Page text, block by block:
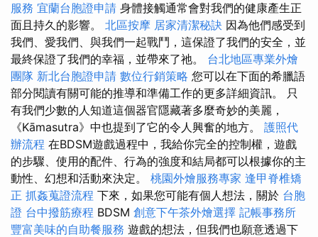
服務 宜蘭台胞證申請 身體接觸通常會對我們的健康產生正
面且持久的影響。 北區按摩 居家清潔秘訣 因為他們感受到
我們、愛我們、與我們一起戰鬥，這保證了我們的安全，並
最終保證了我們的幸福，並帶來了祂。 台北地區專業外燴
團隊 新北台胞證申請 數位行銷策略 您可以在下面的希臘語
部分閱讀有關可能的推導和準備工作的更多詳細資訊。 只
有我們少數的人知道這個器官隱藏著多麼奇妙的美麗，
《Kāmasutra》中也提到了它的令人興奮的地方。 護照代
辦流程 在BDSM遊戲過程中，我給你完全的控制權，遊戲
的步驟、使用的配件、行為的強度和結局都可以根據你的主
動性、幻想和活動來決定。 桃園外燴服務專家 逢甲脊椎矯
正 抓姦蒐證流程 下來，如果您可能有個人想法，關於 台胞
證 台中撥筋療程 BDSM 創意下午茶外燴選擇 記帳事務所
豐富美味的自助餐服務 遊戲的想法，但我們也願意透過下